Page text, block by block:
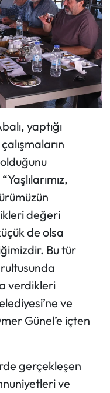
yaptığı
değeri
de olsa
Bu tür
verdikleri
ve
Günel’e içten
gerçekleşen
ve